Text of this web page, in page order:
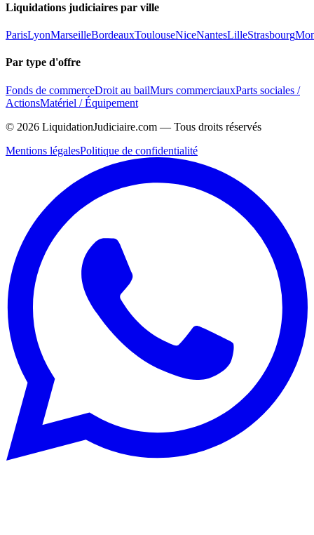
Liquidations judiciaires par ville
ParisLyonMarseilleBordeauxToulouseNiceNantesLilleStrasbourg
Par type d'offre
Fonds de commerceDroit au bailMurs commerciauxParts sociales /
ActionsMatériel / Équipement
© 2026 LiquidationJudiciaire.com — Tous droits réservés
Mentions légalesPolitique de confidentialité